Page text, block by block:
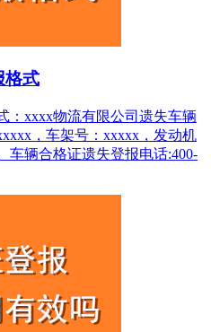
格式
：xxxx物流有限公司遗失车辆
，车架号：xxxxx，发动机
车辆合格证遗失登报电话:400-